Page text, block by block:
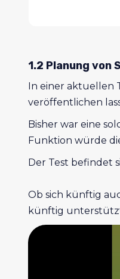
1.2 Planung
In einer aktuellen
veröffentlichen
Bisher war eine
Funktion würde
Der Test befindet
Ob sich künftig
künftig